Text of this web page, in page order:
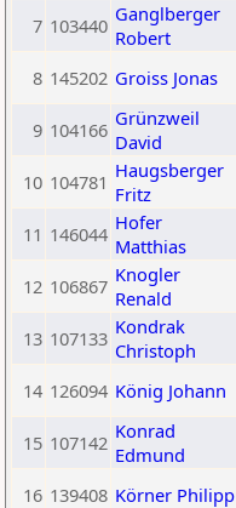
7 103440 Ganglberger
Robert
8 145202 Groiss Jonas
9 104166 Grünzweil
David
10 104781 Haugsberger
Fritz
11 146044 Hofer
Matthias
12 106867 Knogler
Renald
13 107133 Kondrak
Christoph
14 126094 König Johann
15 107142 Konrad
Edmund
16 139408 Körner Philipp